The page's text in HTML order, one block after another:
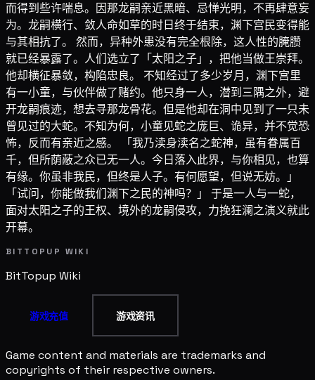
而得到些许喘息。因那龙嗣亲近黑暗、忌惮光明，不再肆意妄
为。龙嗣横行、敛人命如草的时日终于结束，渊下宫民变得能
与其相抗了。 然而，异种外患没有完全根除，这人性的腌臜
就已经暴露了。人们选立了「太阳之子」，把他当做王崇拜。
他却横征暴敛，构陷忠良。 不知经过了多少岁月，渊下宫里
有一小童，与伙伴做了赌约。他只身一人，潜到三隅之外，避
开龙嗣痕迹，想去寻那龙骨花。但是他却在洞中见到了一只未
曾见过的大蛇。不知为何，小童见蛇之庞巨、诡异，并不觉恐
怖，反而有亲近之感。 「我乃渎身渎名之蛇神，虽有眷属百
千，但所荫蔽之众已无一人。今日落入此界，与你相见，也算
有缘。你虽非我民，但终是人子。有何愿望，但说无妨。」
「试问，你能做我们渊下之民的神吗？」 于是一人与一蛇，
面对太阳之子的王权、境外的龙嗣侵攻，力挽狂澜之演义就此
开幕。
BITTOPUP WIKI
BitTopup Wiki
游戏充值 游戏资讯
Game content and materials are trademarks and
copyrights of their respective owners.